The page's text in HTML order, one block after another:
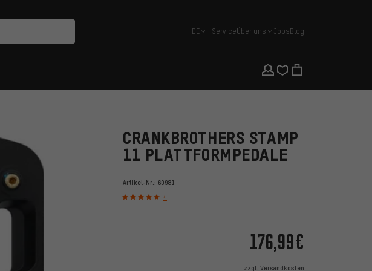
Deutsch
DE ServiceÜber uns JobsBlog
CRANKBROTHERS STAMP
11 PLATTFORMPEDALE
Artikel-Nr.: 60981
4
176,99€
zzgl. Versandkosten